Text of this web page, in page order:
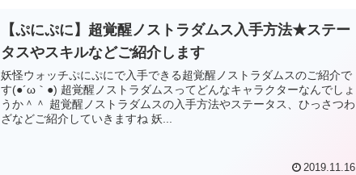
【ぷにぷに】超覚醒ノストラダムス入手方法★ステー
タスやスキルなどご紹介します
妖怪ウォッチぷにぷにで入手できる超覚醒ノストラダムスのご紹介で
す(●´ω｀●) 超覚醒ノストラダムスってどんなキャラクターなんでしょ
うか＾＾ 超覚醒ノストラダムスの入手方法やステータス、ひっさつわ
ざなどご紹介していきますね 妖...
2019.11.16